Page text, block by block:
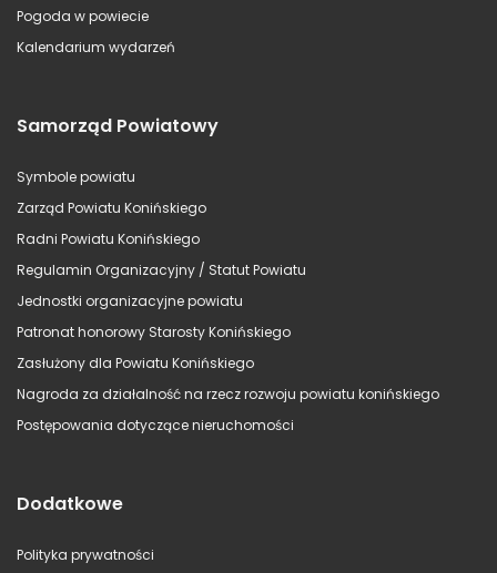
Pogoda w powiecie
Kalendarium wydarzeń
Samorząd Powiatowy
Symbole powiatu
Zarząd Powiatu Konińskiego
Radni Powiatu Konińskiego
Regulamin Organizacyjny / Statut Powiatu
Jednostki organizacyjne powiatu
Patronat honorowy Starosty Konińskiego
Zasłużony dla Powiatu Konińskiego
Nagroda za działalność na rzecz rozwoju powiatu konińskiego
Postępowania dotyczące nieruchomości
Dodatkowe
Polityka prywatności